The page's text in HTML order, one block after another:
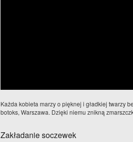
Każda kobieta marzy o pięknej i gładkiej twarzy
botoks, Warszawa. Dzięki niemu znikną
Zakładanie soczewek